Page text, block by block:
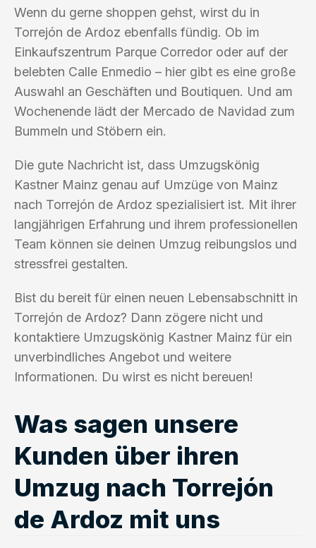
Wenn du gerne shoppen gehst, wirst du in
Torrejón de Ardoz ebenfalls fündig. Ob im
Einkaufszentrum Parque Corredor oder auf der
belebten Calle Enmedio – hier gibt es eine große
Auswahl an Geschäften und Boutiquen. Und am
Wochenende lädt der Mercado de Navidad zum
Bummeln und Stöbern ein.
Die gute Nachricht ist, dass Umzugskönig
Kastner Mainz genau auf Umzüge von Mainz
nach Torrejón de Ardoz spezialisiert ist. Mit ihrer
langjährigen Erfahrung und ihrem professionellen
Team können sie deinen Umzug reibungslos und
stressfrei gestalten.
Bist du bereit für einen neuen Lebensabschnitt in
Torrejón de Ardoz? Dann zögere nicht und
kontaktiere Umzugskönig Kastner Mainz für ein
unverbindliches Angebot und weitere
Informationen. Du wirst es nicht bereuen!
Was sagen unsere
Kunden über ihren
Umzug nach Torrejón
de Ardoz mit uns